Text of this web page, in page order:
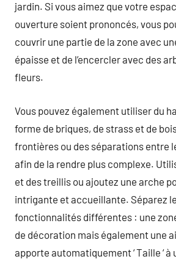
jardin. Si vous aimez que votre
ouverture soient prononcés, vous
couvrir une partie de la zone avec
épaisse et de l’encercler avec des
fleurs.
Vous pouvez également utiliser du
forme de briques, de strass et de
frontières ou des séparations entre
afin de la rendre plus complexe.
et des treillis ou ajoutez une arche
intrigante et accueillante. Séparez
fonctionnalités différentes : une
de décoration mais également une
apporte automatiquement ‘ Taille ‘ à